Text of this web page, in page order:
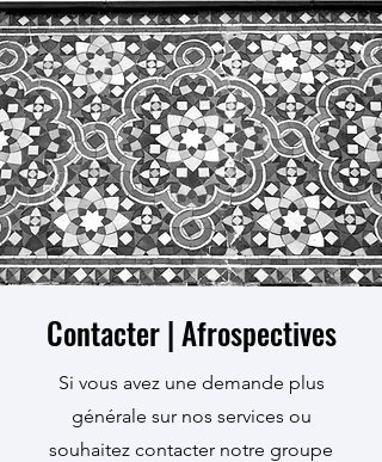
Contacter | Afrospectives
Si vous avez une demande plus
générale sur nos services ou
souhaitez contacter notre groupe